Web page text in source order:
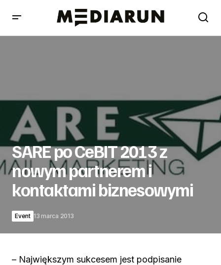
SARE po CeBIT 2013 z
nowym partnerem i
kontaktami biznesowymi
Event 13 marca 2013
– Największym sukcesem jest podpisanie